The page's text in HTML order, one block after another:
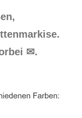
✉.